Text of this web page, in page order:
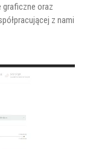
graficzne oraz
z nami